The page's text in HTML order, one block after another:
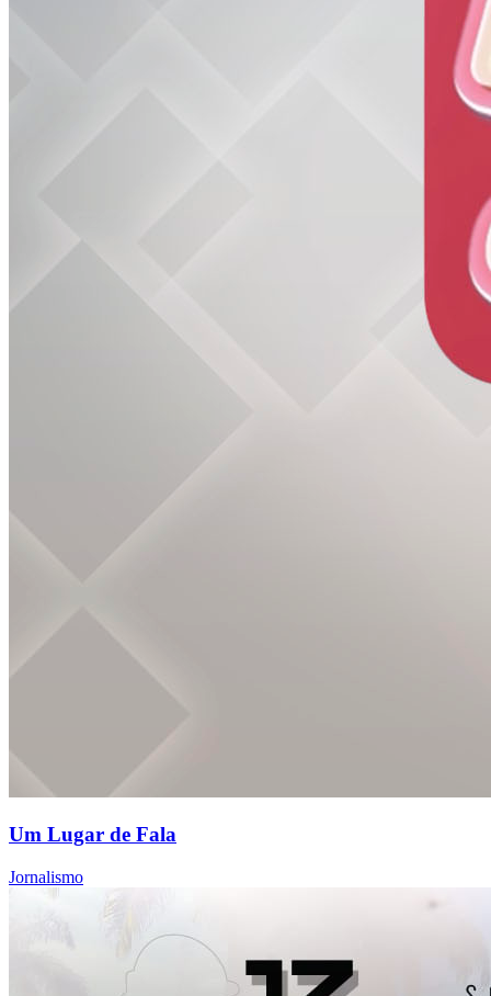
Um Lugar de Fala
Jornalismo